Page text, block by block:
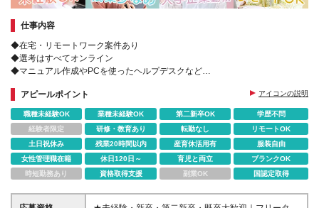
仕事内容
◆在宅・リモートワーク案件あり
◆選考はすべてオンライン
◆マニュアル作成やPCを使ったヘルプデスクなど
◆残業ほぼナシ
◆履歴書・職務経歴書不要
アピールポイント アイコンの説明
職種未経験OK 業種未経験OK 第二新卒OK
学歴不問
経験者限定
研修・教育あり 転勤なし
リモートOK
土日祝休み
残業20時間以内 産育休活用有
服装自由
女性管理職在籍
休日120日～ 育児と両立
ブランクOK
時短勤務あり
資格取得支援 副業OK 国認定取得